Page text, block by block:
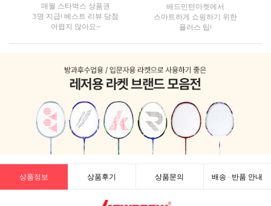
매월 스타벅스 상품권
3명 지급! 베스트 리뷰 당첨
어렵지 않아요~
배드민턴마켓에서
스마트하게 쇼핑하기 위한
플러스 팁!
상품정보 상품후기 상품문의 배송 · 반품 안내